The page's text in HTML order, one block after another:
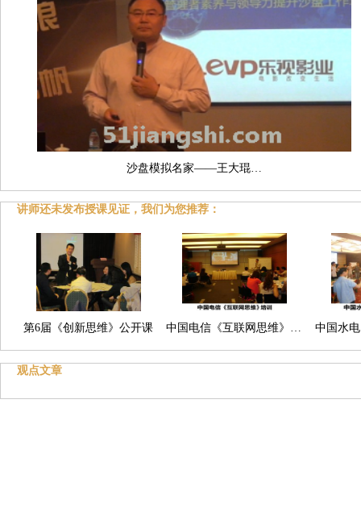
沙盘模拟名家——王大琨…
讲师还未发布授课见证，我们为您推荐：
第6届《创新思维》公开课 中国电信《互联网思维》… 中国水
观点文章